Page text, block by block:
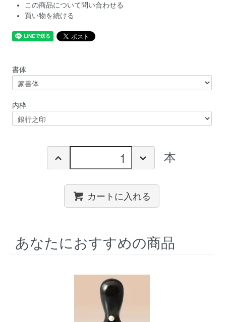
この商品について問い合わせる
買い物を続ける
書体
内枠
本
カートに入れる
あなたにおすすめの商品